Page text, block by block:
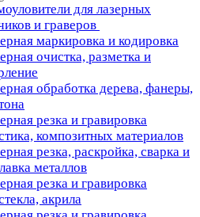
для лазерных
и граверов
маркировка и кодировка
очистка, разметка и
обработка дерева, фанеры,
резка и гравировка
композитных материалов
резка, раскройка, сварка и
металлов
резка и гравировка
акрила